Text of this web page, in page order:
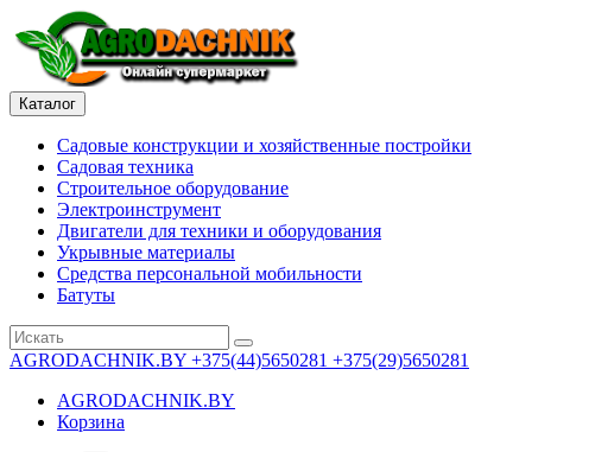
Каталог
Садовые конструкции и хозяйственные постройки
Садовая техника
Строительное оборудование
Электроинструмент
Двигатели для техники и оборудования
Укрывные материалы
Средства персональной мобильности
Батуты
AGRODACHNIK.BY +375(44)5650281 +375(29)5650281
AGRODACHNIK.BY
Корзина